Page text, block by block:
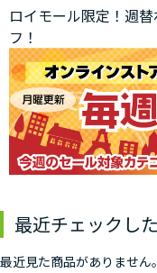
ロイモール限定！週
フ！
最近チェックし
最近見た商品がありません。